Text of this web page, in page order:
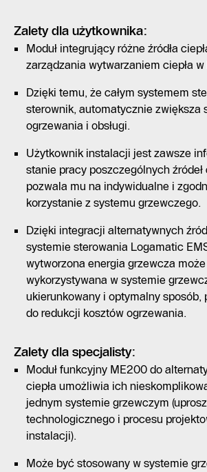
Zalety dla użytkownika:
Moduł integrujący różne źródła
zarządzania wytwarzaniem ciepła w
Dzięki temu, że całym systemem
sterownik, automatycznie zwiększa
ogrzewania i obsługi.
Użytkownik instalacji jest zawsze
stanie pracy poszczególnych źródeł
pozwala mu na indywidualne i
korzystanie z systemu grzewczego.
Dzięki integracji alternatywnych
systemie sterowania Logamatic
wytworzona energia grzewcza
wykorzystywana w systemie
ukierunkowany i optymalny sposób,
do redukcji kosztów ogrzewania.
Zalety dla specjalisty:
Moduł funkcyjny ME200 do
ciepła umożliwia ich
jednym systemie grzewczym
technologicznego i procesu
instalacji).
Może być stosowany w systemie